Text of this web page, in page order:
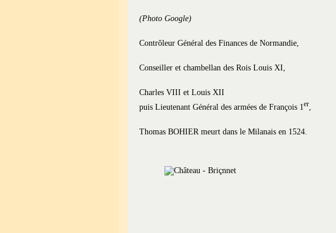
(Photo Google)
Contrôleur Général des Finances de Normandie,
Conseiller et chambellan des Rois Louis XI,
Charles VIII et Louis XII
puis Lieutenant Général des armées de François 1 er
Thomas BOHIER meurt dans le Milanais en 1524.